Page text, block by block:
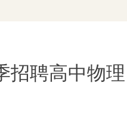
招聘高中物